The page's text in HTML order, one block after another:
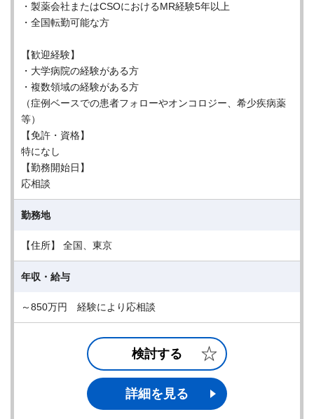
・製薬会社またはCSOにおけるMR経験5年以上
・全国転勤可能な方
【歓迎経験】
・大学病院の経験がある方
・複数領域の経験がある方
（症例ベースでの患者フォローやオンコロジー、希少疾病薬
等）
【免許・資格】
特になし
【勤務開始日】
応相談
勤務地
【住所】 全国、東京
年収・給与
～850万円 経験により応相談
検討する
詳細を見る